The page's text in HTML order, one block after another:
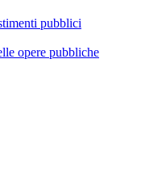
pubblici
opere pubbliche